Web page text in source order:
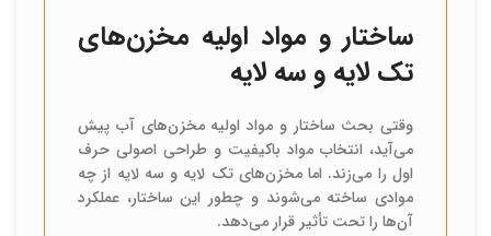
ساختار و مواد اولیه مخزن‌های
تک لایه و سه لایه
وقتی بحث ساختار و مواد اولیه مخزن‌های آب پیش
می‌آید، انتخاب مواد باکیفیت و طراحی اصولی حرف
اول را می‌زند. اما مخزن‌های تک لایه و سه لایه از چه
موادی ساخته می‌شوند و چطور این ساختار، عملکرد
آن‌ها را تحت تأثیر قرار می‌دهد.